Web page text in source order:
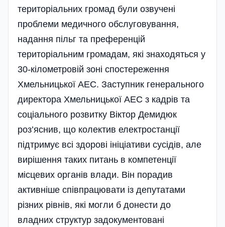
територіальних громад були озвучені
проблеми медичного обслуговування,
надання пільг та преференцій
територіальним громадам, які знаходяться у
30-кілометровій зоні спостереження
Хмельницької АЕС. Заступник генерального
директора Хмельницької АЕС з кадрів та
соці­ального розвитку Віктор Демидюк
роз’яснив, що колектив електростанції
підтримує всі здорові ініціативи сусідів, але
вирішення таких питань в компетенції
місцевих органів влади. Він порадив
активніше співпрацювати із депутатами
різних рівнів, які могли б донести до
владних структур задокумен­товані